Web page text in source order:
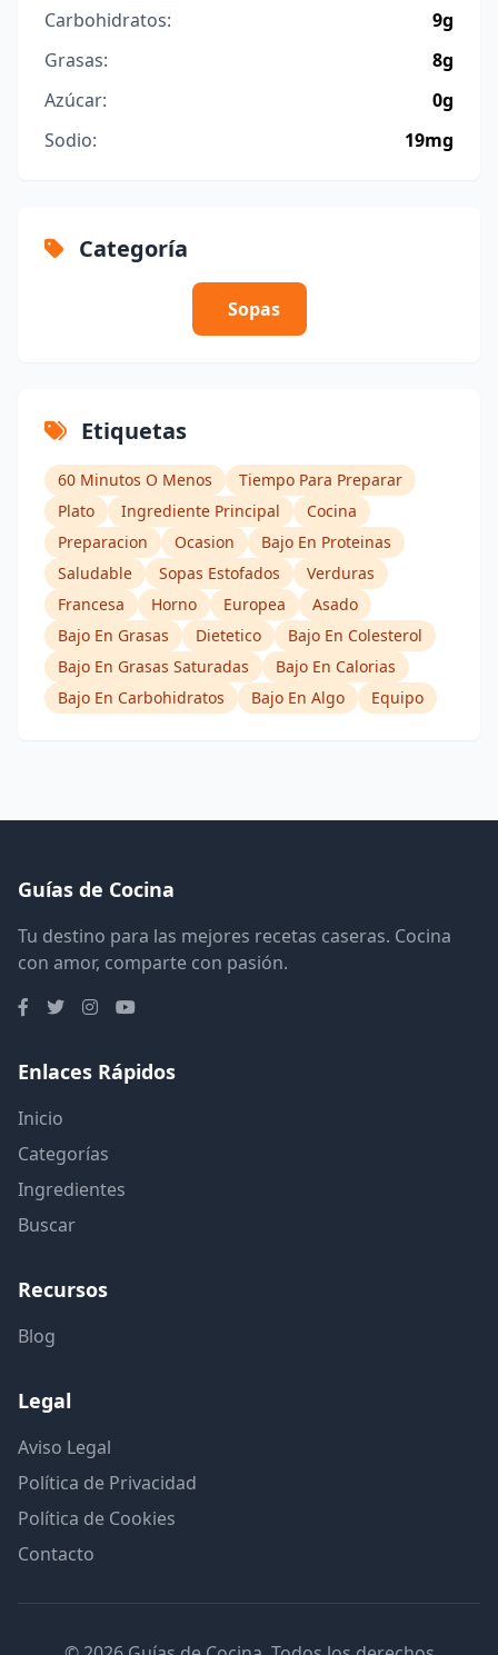
Carbohidratos:
9g
Grasas:
8g
Azúcar:
0g
Sodio:
19mg
Categoría
Sopas
Etiquetas
60 Minutos O Menos
Tiempo Para Preparar
Plato
Ingrediente Principal
Cocina
Preparacion
Ocasion
Bajo En Proteinas
Saludable
Sopas Estofados
Verduras
Francesa
Horno Europea
Asado
Bajo En Grasas
Dietetico
Bajo En Colesterol
Bajo En Grasas Saturadas
Bajo En Calorias
Bajo En Carbohidratos
Bajo En Algo Equipo
Guías de Cocina
Tu destino para las mejores recetas caseras. Cocina
con amor, comparte con pasión.
Enlaces Rápidos
Inicio
Categorías
Ingredientes
Buscar
Recursos
Blog
Legal
Aviso Legal
Política de Privacidad
Política de Cookies
Contacto